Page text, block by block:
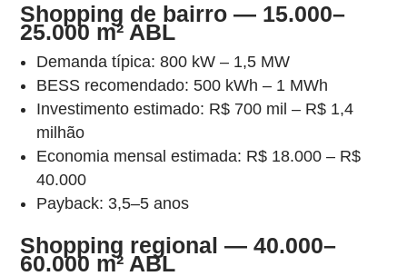
Shopping de bairro — 15.000–
25.000 m² ABL
Demanda típica: 800 kW – 1,5 MW
BESS recomendado: 500 kWh – 1 MWh
Investimento estimado: R$ 700 mil – R$ 1,4
milhão
Economia mensal estimada: R$ 18.000 – R$
40.000
Payback: 3,5–5 anos
Shopping regional — 40.000–
60.000 m² ABL